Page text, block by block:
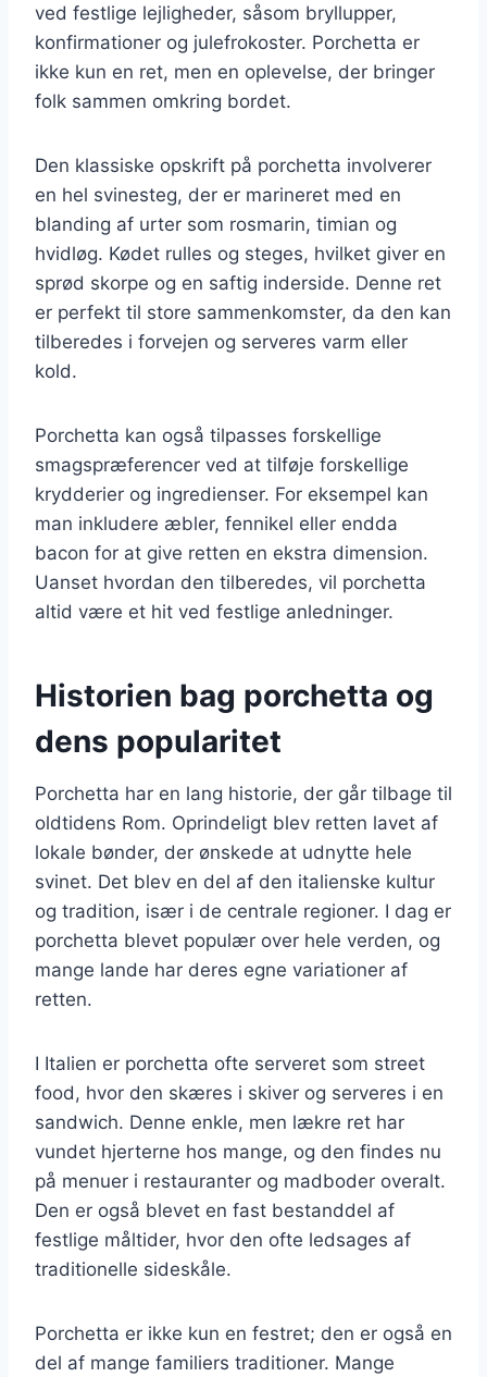
ved festlige lejligheder, såsom bryllupper,
konfirmationer og julefrokoster. Porchetta er
ikke kun en ret, men en oplevelse, der bringer
folk sammen omkring bordet.
Den klassiske opskrift på porchetta involverer
en hel svinesteg, der er marineret med en
blanding af urter som rosmarin, timian og
hvidløg. Kødet rulles og steges, hvilket giver en
sprød skorpe og en saftig inderside. Denne ret
er perfekt til store sammenkomster, da den kan
tilberedes i forvejen og serveres varm eller
kold.
Porchetta kan også tilpasses forskellige
smagspræferencer ved at tilføje forskellige
krydderier og ingredienser. For eksempel kan
man inkludere æbler, fennikel eller endda
bacon for at give retten en ekstra dimension.
Uanset hvordan den tilberedes, vil porchetta
altid være et hit ved festlige anledninger.
Historien bag porchetta og
dens popularitet
Porchetta har en lang historie, der går tilbage til
oldtidens Rom. Oprindeligt blev retten lavet af
lokale bønder, der ønskede at udnytte hele
svinet. Det blev en del af den italienske kultur
og tradition, især i de centrale regioner. I dag er
porchetta blevet populær over hele verden, og
mange lande har deres egne variationer af
retten.
I Italien er porchetta ofte serveret som street
food, hvor den skæres i skiver og serveres i en
sandwich. Denne enkle, men lækre ret har
vundet hjerterne hos mange, og den findes nu
på menuer i restauranter og madboder overalt.
Den er også blevet en fast bestanddel af
festlige måltider, hvor den ofte ledsages af
traditionelle sideskåle.
Porchetta er ikke kun en festret; den er også en
del af mange familiers traditioner. Mange